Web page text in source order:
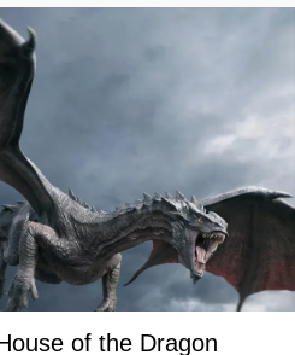
of the Dragon